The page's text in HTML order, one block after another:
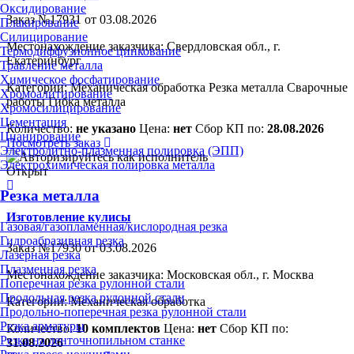
Оксидирование
Плакирование
Силицирование
Термодиффузионное цинкование
Травление металла
Химическое фосфатирование
Хромоалитирование
Хромосилицирование
Цементация
Цианирование
Электролитно-плазменная полировка (ЭПП)
Электрохимическая полировка металла
Резка металла
Газовая/газопламенная/кислородная резка
Гидроабразивная резка
Лазерная резка
Плазменная резка
Поперечная резка рулонной стали
Продольная резка рулонной стали
Продольно-поперечная резка рулонной стали
Резка арматуры
Резка на ленточнопильном станке
Заказ №17931 от 03.08.2026
Местонахождение заказчика: Свердловская обл., г.
Екатеринбург
Категории:Механическая обработка Резка металла Сварочные
работы Гибка металла
Количество: не указано Цена: нет Сбор КП по: 28.08.2026
Посмотреть заказ
Открыт
Изготовление кулисы
Заказ №17930 от 03.08.2026
Местонахождение заказчика: Московская обл., г. Москва
Категории:Механическая обработка
Количество:10 комплектов Цена: нет Сбор КП по:
31.08.2026